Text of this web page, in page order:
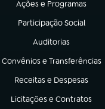
Ações e Programas
(abre em nova aba)
Participação Social
(abre em nova aba)
Auditorias
(abre em nova aba)
Convênios e Transferências
(abre em nova aba)
Receitas e Despesas
(abre em nova aba)
Licitações e Contratos
(abre em nova aba)